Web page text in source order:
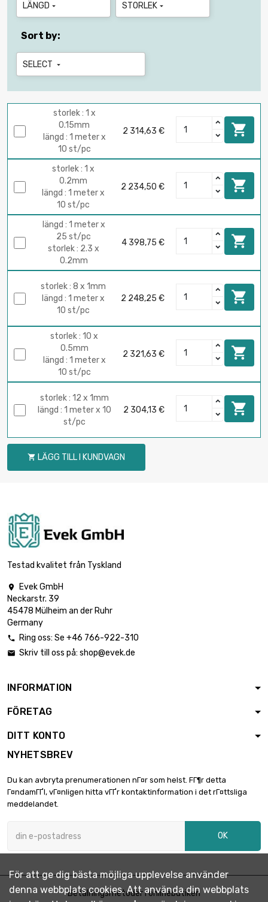
LÄNGD  STORLEK 
Sort by:
SELECT 
storlek : 1 x
0.15mm
längd : 1 meter x
10 st/pc
2 314,63 € 
storlek : 1 x
0.2mm
längd : 1 meter x
10 st/pc
2 234,50 € 
längd : 1 meter x
25 st/pc
storlek : 2.3 x
0.2mm
4 398,75 € 
storlek : 8 x 1mm
längd : 1 meter x
10 st/pc
2 248,25 € 
storlek : 10 x
0.5mm
längd : 1 meter x
10 st/pc
2 321,63 € 
storlek : 12 x 1mm
längd : 1 meter x 10
st/pc
2 304,13 € 
 LÄGG TILL I KUNDVAGN
Testad kvalitet från Tyskland

Evek GmbH
Neckarstr. 39
45478 Mülheim an der Ruhr
Germany
 Ring oss: Se +46 766-922-310
 Skriv till oss på: shop@evek.de
INFORMATION
FÖRETAG
DITT KONTO
NYHETSBREV
Du kan avbryta prenumerationen nГ¤r som helst. FГ¶r detta
Г¤ndamГҐl, vГ¤nligen hitta vГҐr kontaktinformation i det rГ¤ttsliga
meddelandet.
OK
Betalningsmetoder i onlinebutiken
För att ge dig bästa möjliga upplevelse använder
denna webbplats cookies. Att använda din webbplats